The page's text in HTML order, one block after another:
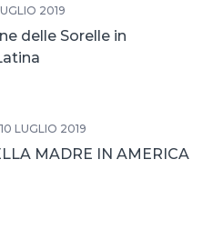
2019
delle Sorelle in
LUGLIO 2019
MADRE IN AMERICA